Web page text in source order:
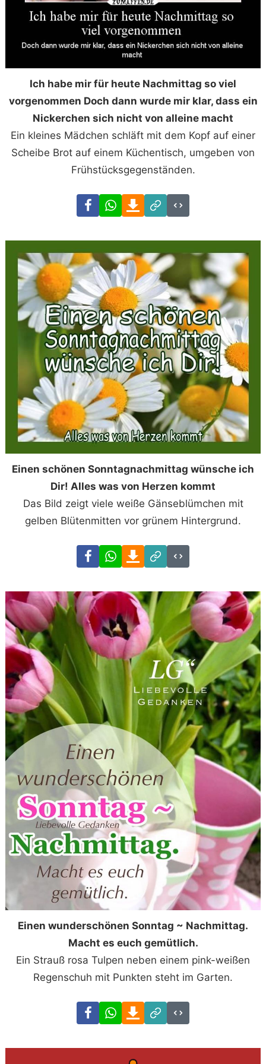
Ich habe mir für heute Nachmittag so viel
vorgenommen Doch dann wurde mir klar, dass ein
Nickerchen sich nicht von alleine macht
Ein kleines Mädchen schläft mit dem Kopf auf einer
Scheibe Brot auf einem Küchentisch, umgeben von
Frühstücksgegenständen.
FacebookWhatsAppDownload
Link
Code
Einen schönen Sonntagnachmittag wünsche ich
Dir! Alles was von Herzen kommt
Das Bild zeigt viele weiße Gänseblümchen mit
gelben Blütenmitten vor grünem Hintergrund.
FacebookWhatsAppDownload
Link
Code
Einen wunderschönen Sonntag ~ Nachmittag.
Macht es euch gemütlich.
Ein Strauß rosa Tulpen neben einem pink-weißen
Regenschuh mit Punkten steht im Garten.
FacebookWhatsAppDownload
Link
Code